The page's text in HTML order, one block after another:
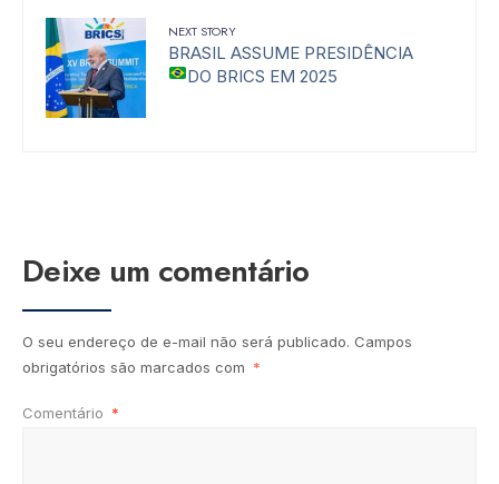
NEXT STORY
BRASIL ASSUME PRESIDÊNCIA
DO BRICS EM 2025
Deixe um comentário
O seu endereço de e-mail não será publicado. Campos
obrigatórios são marcados com *
Comentário *